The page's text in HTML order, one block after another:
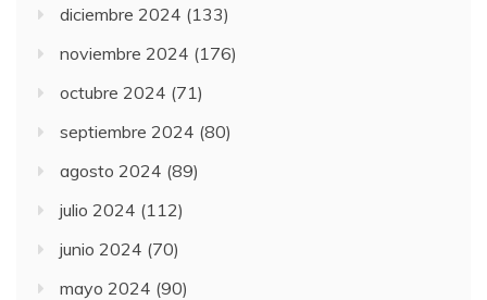
diciembre 2024 (133)
noviembre 2024 (176)
octubre 2024 (71)
septiembre 2024 (80)
agosto 2024 (89)
julio 2024 (112)
junio 2024 (70)
mayo 2024 (90)